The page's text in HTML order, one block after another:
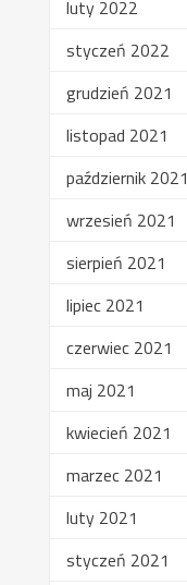
luty 2022
styczeń 2022
grudzień 2021
listopad 2021
październik 2021
wrzesień 2021
sierpień 2021
lipiec 2021
czerwiec 2021
maj 2021
kwiecień 2021
marzec 2021
luty 2021
styczeń 2021